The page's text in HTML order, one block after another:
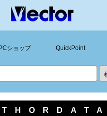
PCショップ QuickPoint